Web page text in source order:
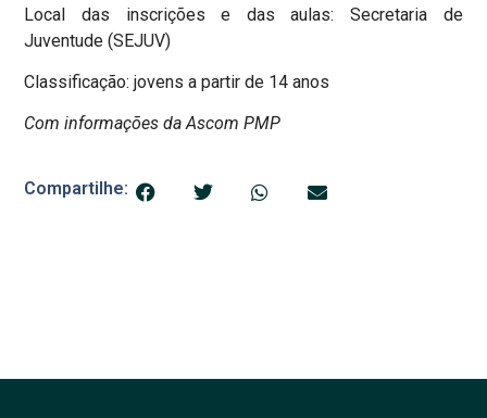
Local das inscrições e das aulas: Secretaria de
Juventude (SEJUV)
Classificação: jovens a partir de 14 anos
Com informações da Ascom PMP
Compartilhe: